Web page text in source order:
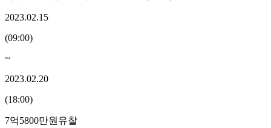
2023.02.15
(09:00)
~
2023.02.20
(18:00)
7억5800만원 유찰